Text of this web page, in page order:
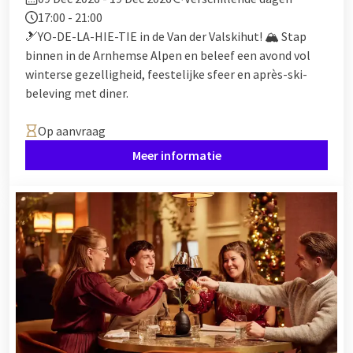
extra animatie, zodat de kinderen hun eigen gang kunnen
gaan terwijl u rustig geniet van het diner. Op deze manier
heeft iedereen het naar zijn zin! Hebben jullie geen zin om
nog naar huis te rijden en willen jullie blijven slapen na het à
la carte kerstdiner? Bekijk dan de kerstarrangementen van de
Wat kost een kerstdiner bij Van der Valk?
De kosten van een kerstmenu bij Van der Valk kunnen per
hotel verschillen. De prijs hangt onder andere af van het
aantal gangen, het type kerstmenu en eventuele extra’s die
worden aangeboden. Elk hotel stelt zijn eigen
kerstarrangementen en tarieven samen, waardoor er voor
ieder gezelschap en iedere wens een passend kerstdiner te
vinden is. Voor de exacte prijzen kunt u het beste het
kerstaanbod van het betreffende hotel bekijken.
17:00 - 21:00
🎿YO-DE-LA-HIE-TIE in de Van der Valskihut! 🏔️ Stap
binnen in de Arnhemse Alpen en beleef een avond vol
winterse gezelligheid, feestelijke sfeer en après-ski-
beleving met diner.
Op aanvraag
Meer informatie